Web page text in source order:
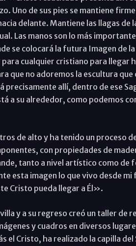
Uno de sus pies se mantiene
delante. Mantiene las llagas
Las manos son lo más
se colocará la futura Imagen de
cualquier cristiano para llegar
que no adoremos la escultura
precisamente allí, dentro de ese
a su alrededor, como podemos
de alto y ha tenido un proceso
con propiedades de
tanto a nivel artístico como de
esta imagen lo que vivo desde mi
Cristo pueda llegar a Él».
y a su regreso creó un taller de
y cuadros en diversos
el Cristo, ha realizado la capilla